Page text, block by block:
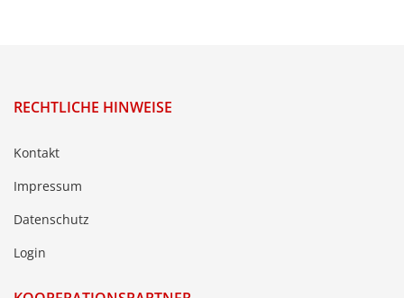
RECHTLICHE HINWEISE
Kontakt
Impressum
Datenschutz
Login